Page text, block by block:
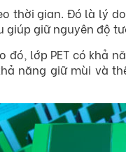
thời gian. Đó là lý
giữ nguyên độ
đó, lớp PET có khả
năng giữ mùi và